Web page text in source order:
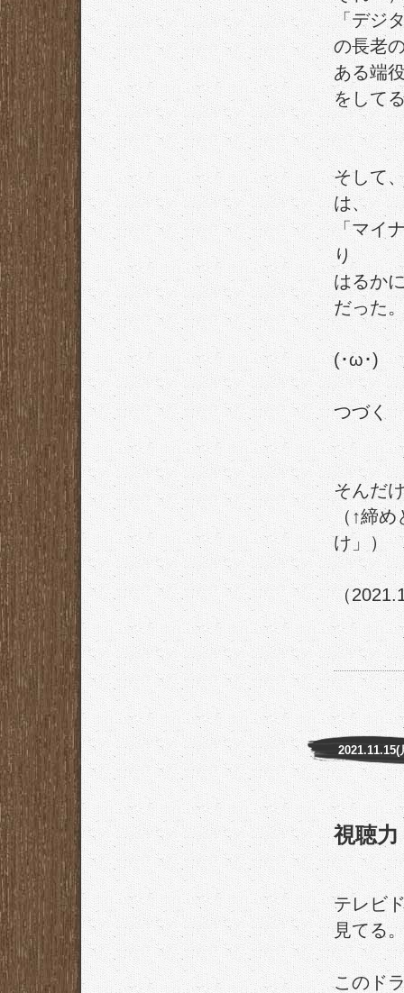
「デジ
の長老
ある端
をして
そして
は、
「マイ
り
はるか
だった
(･ω･)ゞ
つづく
そんだ
（↑締め
け」）
（
2021.11.15(
視聴力
テレビ
見てる
このド